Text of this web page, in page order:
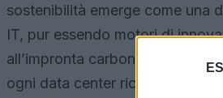
sostenibilità emerge come una
IT, pur essendo motori di
all’impronta carbonica delle
ogni data center richiedono